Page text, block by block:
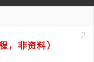
2
，非资料）